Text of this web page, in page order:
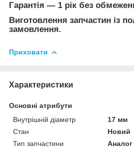
Гарантія — 1 рік без
Виготовлення запчастин із
замовлення.
Приховати
Характеристики
Основні атрибути
Внутрішній діаметр
17 мм
Стан
Новий
Тип запчастини
Аналог